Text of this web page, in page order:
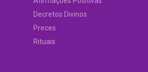
Decretos Divinos
Preces
Rituais